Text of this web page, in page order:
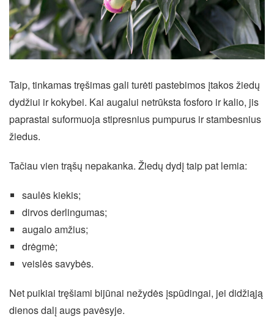
Taip, tinkamas tręšimas gali turėti pastebimos įtakos žiedų
dydžiui ir kokybei. Kai augalui netrūksta fosforo ir kalio, jis
paprastai suformuoja stipresnius pumpurus ir stambesnius
žiedus.
Tačiau vien trąšų nepakanka. Žiedų dydį taip pat lemia:
saulės kiekis;
dirvos derlingumas;
augalo amžius;
drėgmė;
veislės savybės.
Net puikiai tręšiami bijūnai nežydės įspūdingai, jei didžiąją
dienos dalį augs pavėsyje.